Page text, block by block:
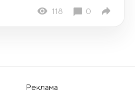
118 0
Реклама